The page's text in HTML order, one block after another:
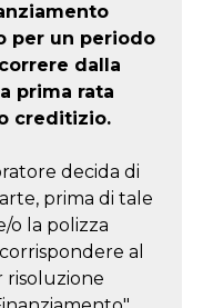
per un periodo
dalla
prima rata
creditizio.
decida di
prima di tale
o la polizza
al
risoluzione